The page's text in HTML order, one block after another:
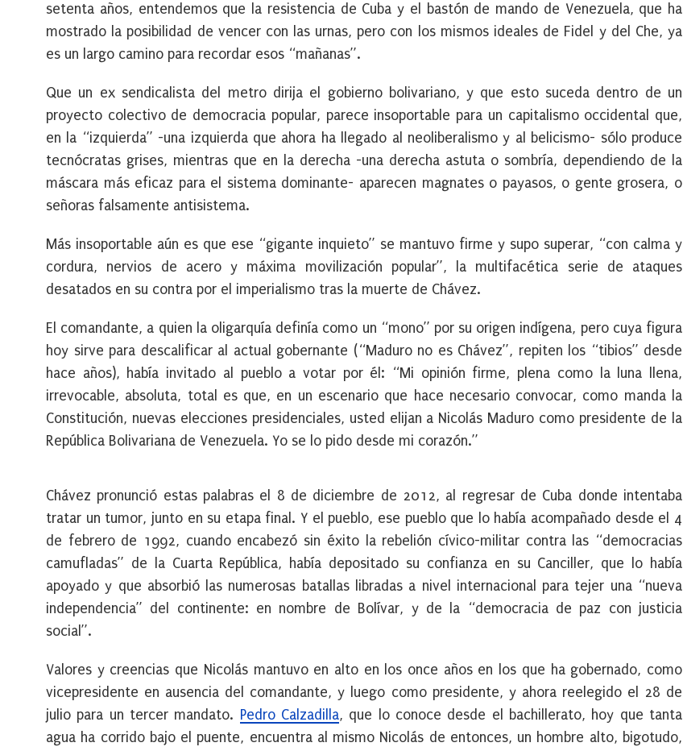
setenta años, entendemos que la resistencia de Cuba y el bastón de mando de Venezuela, que ha
mostrado la posibilidad de vencer con las urnas, pero con los mismos ideales de Fidel y del Che, ya
es un largo camino para recordar esos “mañanas”.
Que un ex sendicalista del metro dirija el gobierno bolivariano, y que esto suceda dentro de un
proyecto colectivo de democracia popular, parece insoportable para un capitalismo occidental que,
en la “izquierda” -una izquierda que ahora ha llegado al neoliberalismo y al belicismo- sólo produce
tecnócratas grises, mientras que en la derecha -una derecha astuta o sombría, dependiendo de la
máscara más eficaz para el sistema dominante- aparecen magnates o payasos, o gente grosera, o
señoras falsamente antisistema.
Más insoportable aún es que ese “gigante inquieto” se mantuvo firme y supo superar, “con calma y
cordura, nervios de acero y máxima movilización popular”, la multifacética serie de ataques
desatados en su contra por el imperialismo tras la muerte de Chávez.
El comandante, a quien la oligarquía definía como un “mono” por su origen indígena, pero cuya figura
hoy sirve para descalificar al actual gobernante (“Maduro no es Chávez”, repiten los “tibios” desde
hace años), había invitado al pueblo a votar por él: “Mi opinión firme, plena como la luna llena,
irrevocable, absoluta, total es que, en un escenario que hace necesario convocar, como manda la
Constitución, nuevas elecciones presidenciales, usted elijan a Nicolás Maduro como presidente de la
República Bolivariana de Venezuela. Yo se lo pido desde mi corazón.”
Chávez pronunció estas palabras el 8 de diciembre de 2012, al regresar de Cuba donde intentaba
tratar un tumor, junto en su etapa final. Y el pueblo, ese pueblo que lo había acompañado desde el 4
de febrero de 1992, cuando encabezó sin éxito la rebelión cívico-militar contra las “democracias
camufladas” de la Cuarta República, había depositado su confianza en su Canciller, que lo había
apoyado y que absorbió las numerosas batallas libradas a nivel internacional para tejer una “nueva
independencia” del continente: en nombre de Bolívar, y de la “democracia de paz con justicia
social”.
Valores y creencias que Nicolás mantuvo en alto en los once años en los que ha gobernado, como
vicepresidente en ausencia del comandante, y luego como presidente, y ahora reelegido el 28 de
julio para un tercer mandato. Pedro Calzadilla, que lo conoce desde el bachillerato, hoy que tanta
agua ha corrido bajo el puente, encuentra al mismo Nicolás de entonces, un hombre alto, bigotudo,